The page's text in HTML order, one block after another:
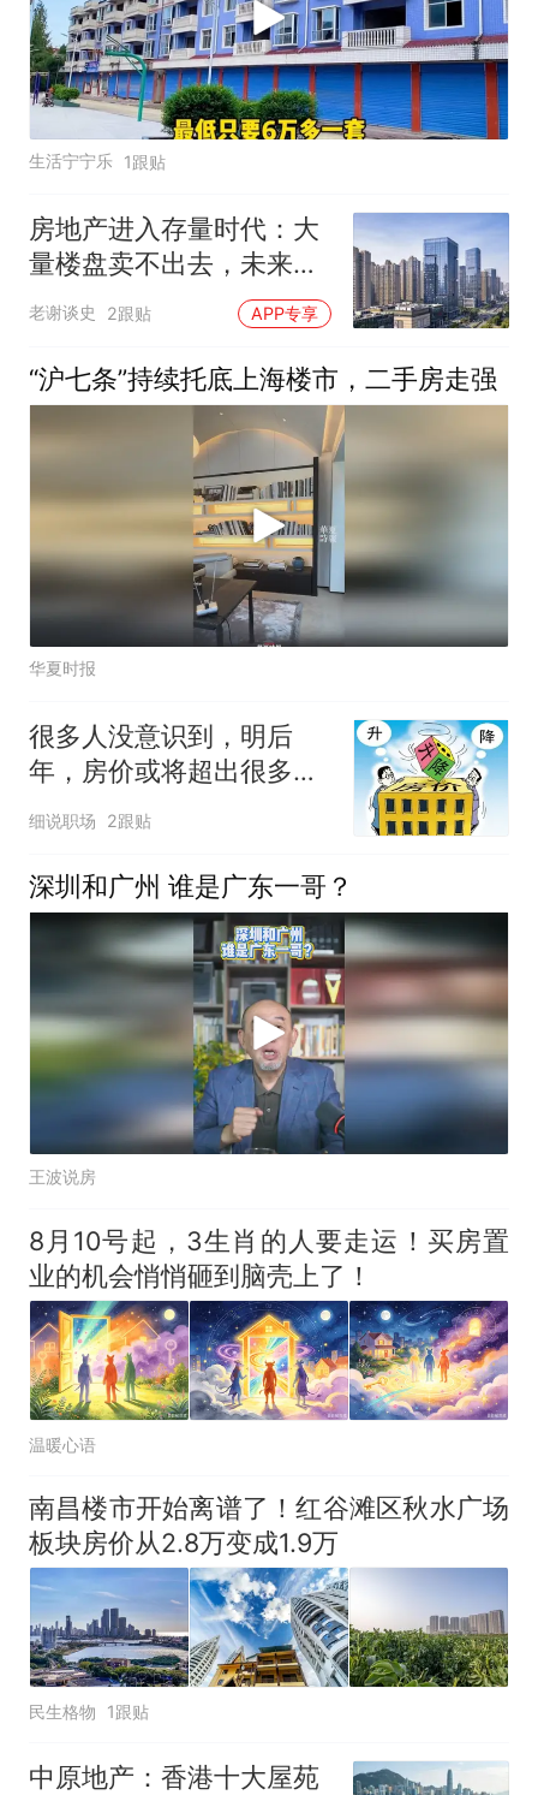
生活宁宁乐 1跟贴
房地产进入存量时代：大
量楼盘卖不出去，未来哪
类房子还能涨价？
老谢谈史 2跟贴 APP专享
“沪七条”持续托底上海楼市，二手房走强
华夏时报
很多人没意识到，明后
年，房价或将超出很多人
细说职场 2跟贴
深圳和广州 谁是广东一哥？
王波说房
8月10号起，3生肖的人要走运！买房置
业的机会悄悄砸到脑壳上了！
温暖心语
南昌楼市开始离谱了！红谷滩区秋水广场
板块房价从2.8万变成1.9万
民生格物 1跟贴
中原地产：香港十大屋苑